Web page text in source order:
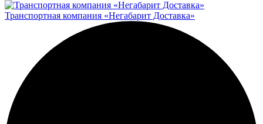
Транспортная компания «Негабарит Доставка»